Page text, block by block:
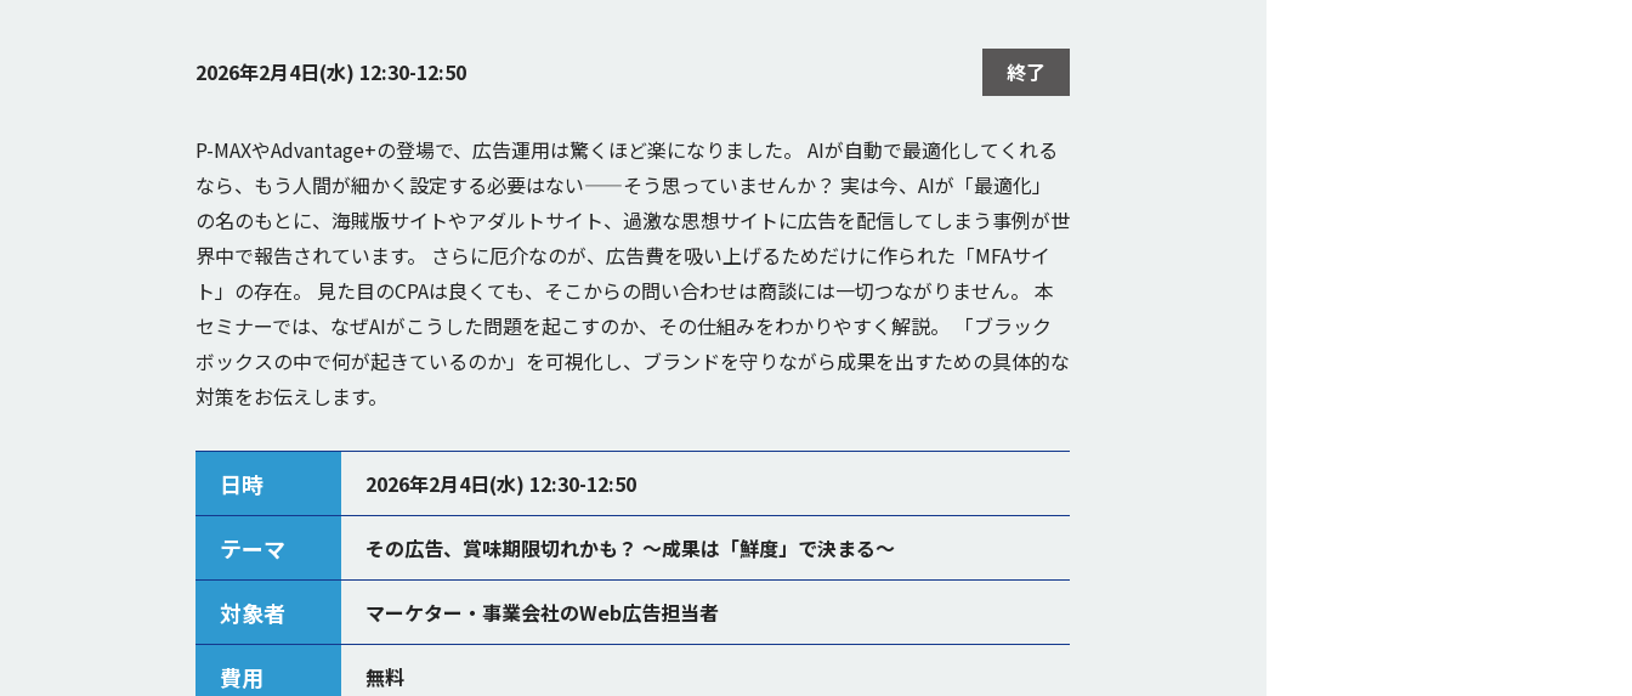
2026年2月4日(水) 12:30-12:50 終了
P-MAXやAdvantage+の登場で、広告運用は驚くほど楽になりました。 AIが自動で最適化してくれる
なら、もう人間が細かく設定する必要はない——そう思っていませんか？ 実は今、AIが「最適化」
の名のもとに、海賊版サイトやアダルトサイト、過激な思想サイトに広告を配信してしまう事例が世
界中で報告されています。 さらに厄介なのが、広告費を吸い上げるためだけに作られた「MFAサイ
ト」の存在。 見た目のCPAは良くても、そこからの問い合わせは商談には一切つながりません。 本
セミナーでは、なぜAIがこうした問題を起こすのか、その仕組みをわかりやすく解説。 「ブラック
ボックスの中で何が起きているのか」を可視化し、ブランドを守りながら成果を出すための具体的な
対策をお伝えします。
日時 2026年2月4日(水) 12:30-12:50
テーマ その広告、賞味期限切れかも？ 〜成果は「鮮度」で決まる〜
対象者 マーケター・事業会社のWeb広告担当者
費用 無料